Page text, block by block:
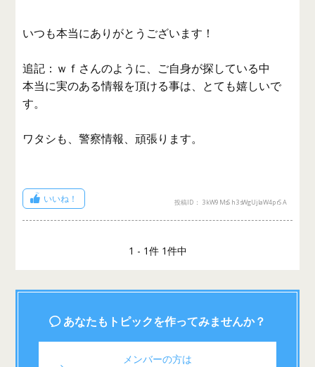
いつも本当にありがとうございます！
追記：ｗｆさんのように、ご自身が探している中
本当に実のある情報を頂ける事は、とても嬉しいで
す。
ワタシも、警察情報、頑張ります。
いいね！ 投稿ID： 3kW9MsSh3sWgUjIaW4prSA
1 - 1件 1件中
あなたもトピックを作ってみませんか？
メンバーの方は